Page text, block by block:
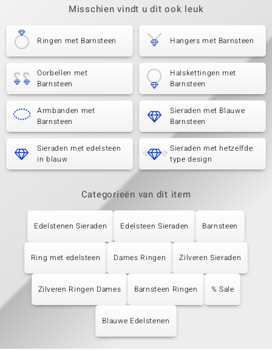
Misschien vindt u dit ook leuk
Ringen met Barnsteen Hangers met Barnsteen
Oorbellen met
Barnsteen
Halskettingen met
Barnsteen
Armbanden met
Barnsteen
Sieraden met Blauwe
Barnsteen
Sieraden met edelsteen
in blauw
Sieraden met hetzelfde
type design
Categorieën van dit item
Edelstenen Sieraden Edelsteen Sieraden Barnsteen
Ring met edelsteen Dames Ringen Zilveren Sieraden
Zilveren Ringen Dames Barnsteen Ringen % Sale
Blauwe Edelstenen